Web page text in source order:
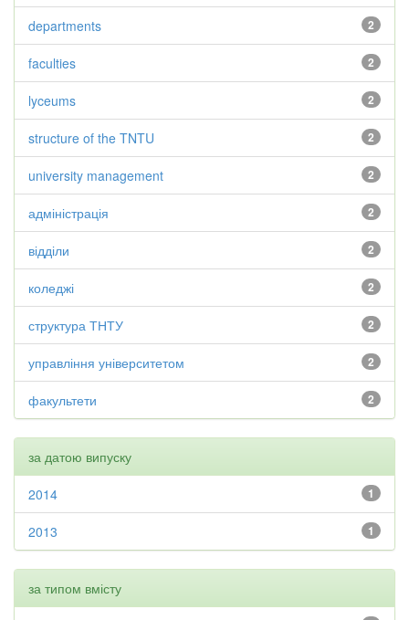
2
departments
2
faculties
2
lyceums
2
structure of the TNTU
2
university management
2
адміністрація
2
відділи
2
коледжі
2
структура ТНТУ
2
управління університетом
2
факультети
за датою випуску
1
2014
1
2013
за типом вмісту